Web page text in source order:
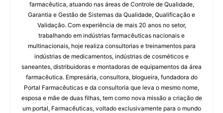
farmacêutica, atuando nas áreas de Controle de Qualidade,
Garantia e Gestão de Sistemas da Qualidade, Qualificação e
Validação. Com experiência de mais 20 anos no setor,
trabalhando em indústrias farmacêuticas nacionais e
multinacionais, hoje realiza consultorias e treinamentos para
indústrias de medicamentos, indústrias de cosméticos e
saneantes, distribuidoras e montadoras de equipamentos da área
farmacêutica. Empresária, consultora, blogueira, fundadora do
Portal Farmacêuticas e da consultoria que leva o mesmo nome,
esposa e mãe de duas filhas, tem como nova missão a criação de
um portal, Farmacêuticas, voltado exclusivamente para o mundo